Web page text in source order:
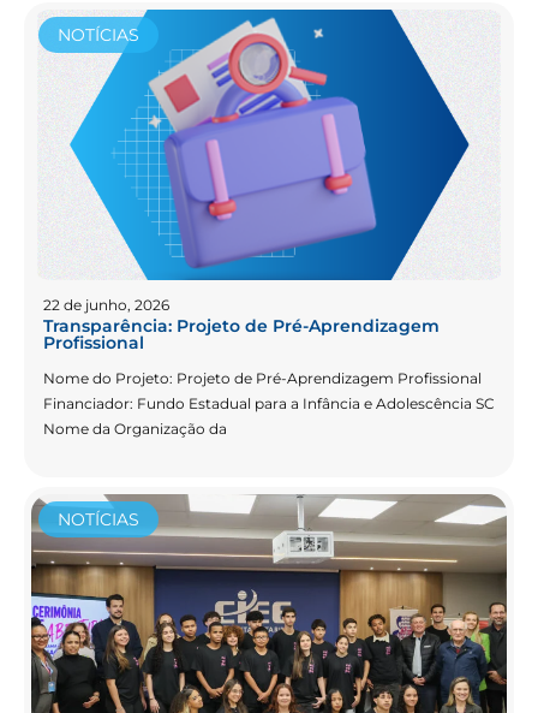
NOTÍCIAS
22 de junho, 2026
Transparência: Projeto de Pré-Aprendizagem
Profissional
Nome do Projeto: Projeto de Pré-Aprendizagem Profissional
Financiador: Fundo Estadual para a Infância e Adolescência SC
Nome da Organização da
NOTÍCIAS